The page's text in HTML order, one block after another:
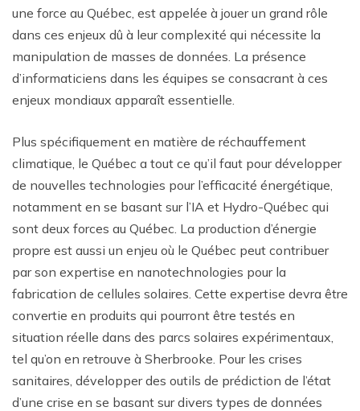
une force au Québec, est appelée à jouer un grand rôle
dans ces enjeux dû à leur complexité qui nécessite la
manipulation de masses de données. La présence
d’informaticiens dans les équipes se consacrant à ces
enjeux mondiaux apparaît essentielle.
Plus spécifiquement en matière de réchauffement
climatique, le Québec a tout ce qu’il faut pour développer
de nouvelles technologies pour l’efficacité énergétique,
notamment en se basant sur l’IA et Hydro-Québec qui
sont deux forces au Québec. La production d’énergie
propre est aussi un enjeu où le Québec peut contribuer
par son expertise en nanotechnologies pour la
fabrication de cellules solaires. Cette expertise devra être
convertie en produits qui pourront être testés en
situation réelle dans des parcs solaires expérimentaux,
tel qu’on en retrouve à Sherbrooke. Pour les crises
sanitaires, développer des outils de prédiction de l’état
d’une crise en se basant sur divers types de données